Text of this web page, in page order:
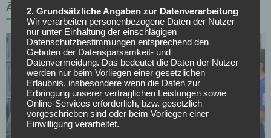
ÄHNLICHE ARTIKEL
FC SCHALKE 04
2. Grundsätzliche Angaben zur Datenverarbeitung
Wir verarbeiten personenbezogene Daten der Nutzer
nur unter Einhaltung der einschlägigen
Datenschutzbestimmungen entsprechend den
Geboten der Datensparsamkeit- und
Datenvermeidung. Das bedeutet die Daten der Nutzer
werden nur beim Vorliegen einer gesetzlichen
Erlaubnis, insbesondere wenn die Daten zur
Erbringung unserer vertraglichen Leistungen sowie
Online-Services erforderlich, bzw. gesetzlich
vorgeschrieben sind oder beim Vorliegen einer
Einwilligung verarbeitet.